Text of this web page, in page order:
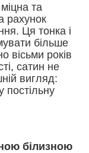
та
рахунок
Ця тонка і
більше
вісьми років
сатин не
вигляд:
постільну
білизною